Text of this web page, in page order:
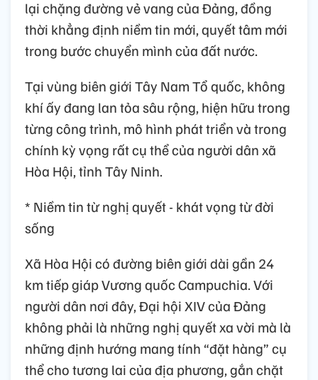
lại chặng đường vẻ vang của Đảng, đồng
thời khẳng định niềm tin mới, quyết tâm mới
trong bước chuyển mình của đất nước.
Tại vùng biên giới Tây Nam Tổ quốc, không
khí ấy đang lan tỏa sâu rộng, hiện hữu trong
từng công trình, mô hình phát triển và trong
chính kỳ vọng rất cụ thể của người dân xã
Hòa Hội, tỉnh Tây Ninh.
* Niềm tin từ nghị quyết - khát vọng từ đời
sống
Xã Hòa Hội có đường biên giới dài gần 24
km tiếp giáp Vương quốc Campuchia. Với
người dân nơi đây, Đại hội XIV của Đảng
không phải là những nghị quyết xa vời mà là
những định hướng mang tính “đặt hàng” cụ
thể cho tương lai của địa phương, gắn chặt